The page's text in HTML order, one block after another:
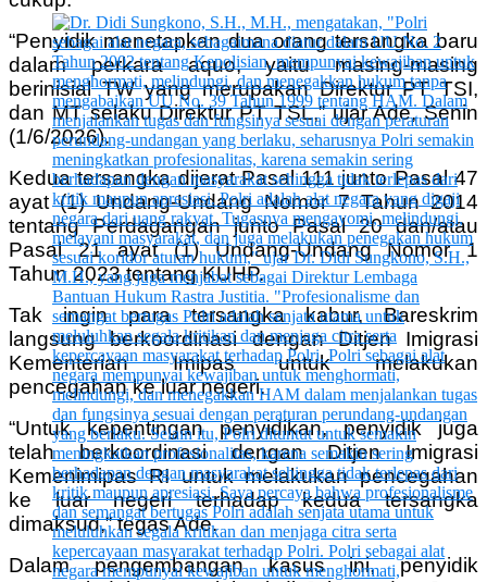
“Penyidik menetapkan dua orang tersangka baru
dalam perkara aquo, yaitu masing-masing
berinisial TW yang merupakan Direktur PT TSI,
dan MT selaku Direktur PT TSL,” ujar Ade, Senin
(1/6/2026).
Kedua tersangka dijerat Pasal 111 junto Pasal 47
ayat (1) Undang-Undang Nomor 7 Tahun 2014
tentang Perdagangan junto Pasal 20 dan/atau
Pasal 21 ayat (1) Undang-Undang Nomor 1
Tahun 2023 tentang KUHP.
Tak ingin para tersangka kabur, Bareskrim
langsung berkoordinasi dengan Ditjen Imigrasi
Kementerian Imipas untuk melakukan
pencegahan ke luar negeri.
“Untuk kepentingan penyidikan, penyidik juga
telah berkoordinasi dengan Ditjen Imigrasi
Kemenimipas RI untuk melakukan pencegahan
ke luar negeri terhadap kedua tersangka
dimaksud,” tegas Ade.
Dalam pengembangan kasus ini, penyidik